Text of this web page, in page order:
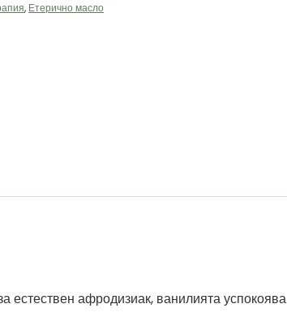
, Етерично масло
естествен афродизиак, ванилията успокоява